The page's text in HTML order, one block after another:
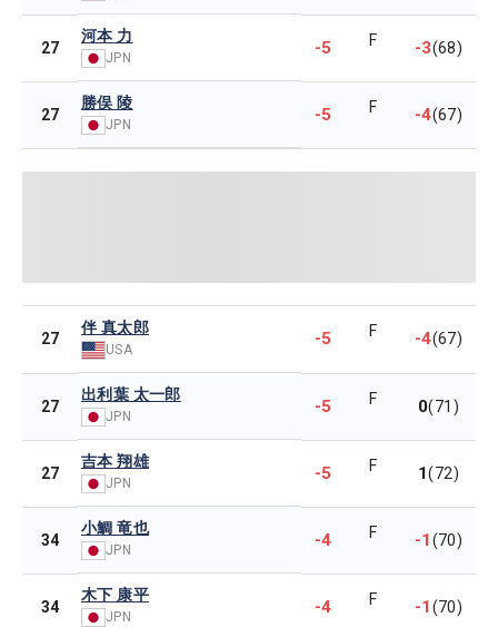
27
河本 力
JPN -5 F -3(68)
27
勝俣 陵
JPN -5 F -4(67)
27
伴 真太郎
USA
-5 F -4(67)
27
出利葉 太一郎
JPN -5 F 0(71)
27
吉本 翔雄
JPN -5 F 1(72)
34
小鯛 竜也
JPN -4 F -1(70)
34
木下 康平
JPN -4 F -1(70)